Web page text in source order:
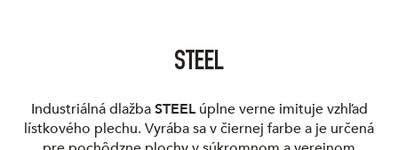
STEEL
Industriálná dlažbaSTEELúplne verne imituje vzhľad
lístkového plechu. Vyrába sa v čiernej farbe a je určená